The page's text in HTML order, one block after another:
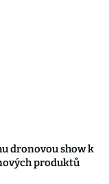
dronovou show k
produktů